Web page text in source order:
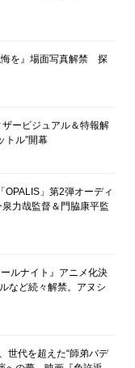
悔を』場面写真解禁 探
ービジュアル＆特報解
トル”開幕
」第2弾オーディ
力哉監督＆門脇康平監
ルナイト』アニメ化決
など続々解禁。アヌシ
世代を超えた“師弟バデ